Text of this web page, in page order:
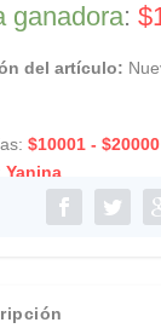
ganadora: $
del artículo:
$10001 - $20000
Yanina